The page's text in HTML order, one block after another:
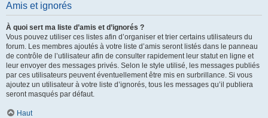
Amis et ignorés
À quoi sert ma liste d’amis et d’ignorés ?
Vous pouvez utiliser ces listes afin d’organiser et trier certains utilisateurs du
forum. Les membres ajoutés à votre liste d’amis seront listés dans le panneau
de contrôle de l’utilisateur afin de consulter rapidement leur statut en ligne et
leur envoyer des messages privés. Selon le style utilisé, les messages publiés
par ces utilisateurs peuvent éventuellement être mis en surbrillance. Si vous
ajoutez un utilisateur à votre liste d’ignorés, tous les messages qu’il publiera
seront masqués par défaut.
Haut